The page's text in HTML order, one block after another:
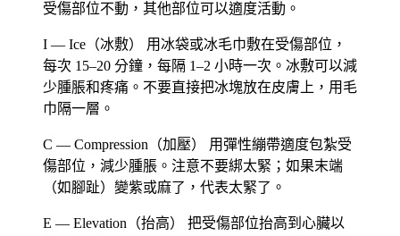
受傷部位不動，其他部位可以適度活動。
I — Ice（冰敷）
用冰袋或冰毛巾敷在受傷部位，
每次 15–20 分鐘，每隔 1–2 小時一次。冰敷可以減
少腫脹和疼痛。不要直接把冰塊放在皮膚上，用毛
巾隔一層。
C — Compression（加壓）
用彈性繃帶適度包紮受
傷部位，減少腫脹。注意不要綁太緊；如果末端
（如腳趾）變紫或麻了，代表太緊了。
E — Elevation（抬高）
把受傷部位抬高到心臟以